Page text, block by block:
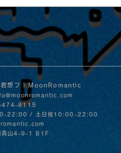
Channel1周年記念Live
君想フ | MoonRomantic
8115
22:00 / 土日祝10:00-22:00
青山4-9-1 B1F